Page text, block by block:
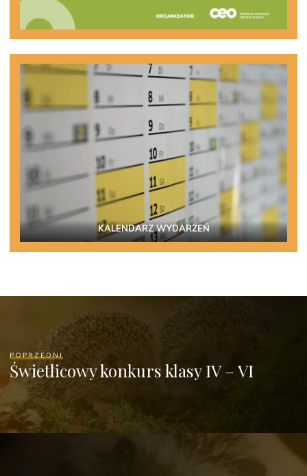
KALENDARZ WYDARZEŃ
POPRZEDNI
Świetlicowy konkurs klasy IV – VI